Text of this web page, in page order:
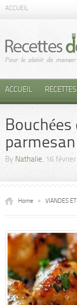
ACCUEIL
ACCUEIL RECETTES
Bouchées
parmesan
By Nathalie, 16
Home » VIANDES